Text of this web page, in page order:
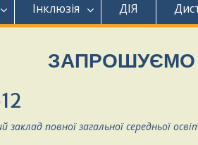
Інклюзія ДІЯ
ЗАПРОШУЄМО
повної загальної середньої